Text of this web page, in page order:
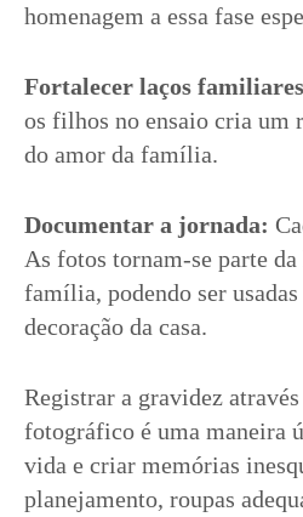
homenagem a essa fase
Fortalecer laços
os filhos no ensaio cria um
do amor da família.
Documentar a jornada:
As fotos tornam-se parte
família, podendo ser
decoração da casa.
Registrar a gravidez
fotográfico é uma maneira
vida e criar memórias
planejamento, roupas